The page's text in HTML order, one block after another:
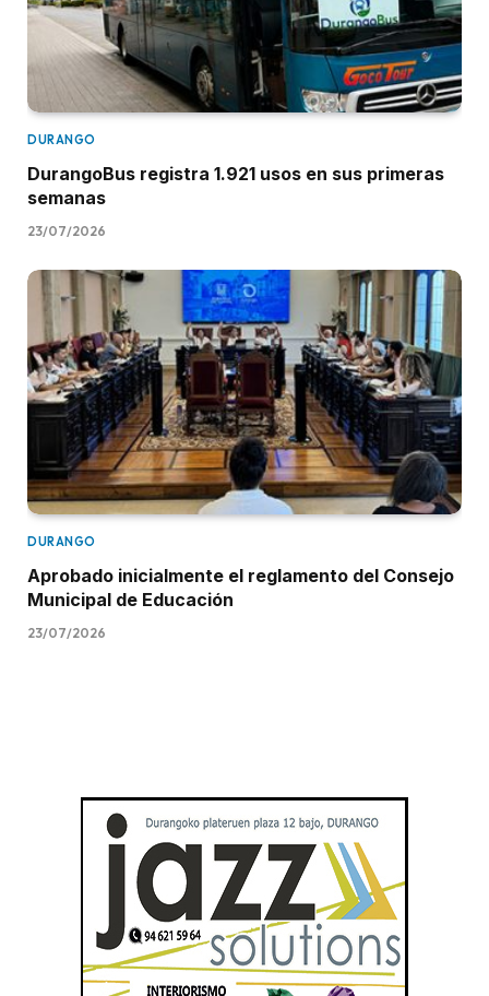
DURANGO
DurangoBus registra 1.921 usos en sus primeras
semanas
23/07/2026
DURANGO
Aprobado inicialmente el reglamento del Consejo
Municipal de Educación
23/07/2026